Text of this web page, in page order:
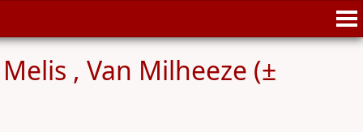
, Van Milheeze (±